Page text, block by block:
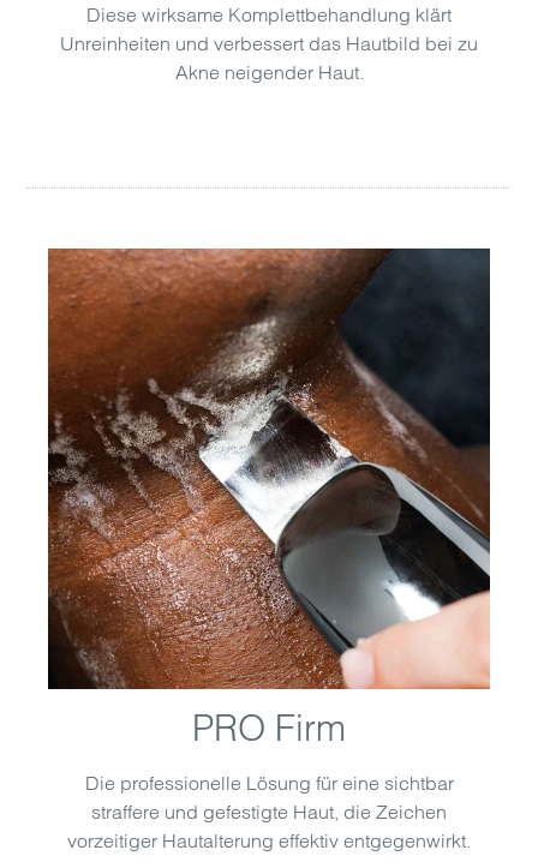
Diese wirksame Komplettbehandlung klärt
Unreinheiten und verbessert das Hautbild bei zu
Akne neigender Haut.
PRO Firm
Die professionelle Lösung für eine sichtbar
straffere und gefestigte Haut, die Zeichen
vorzeitiger Hautalterung effektiv entgegenwirkt.